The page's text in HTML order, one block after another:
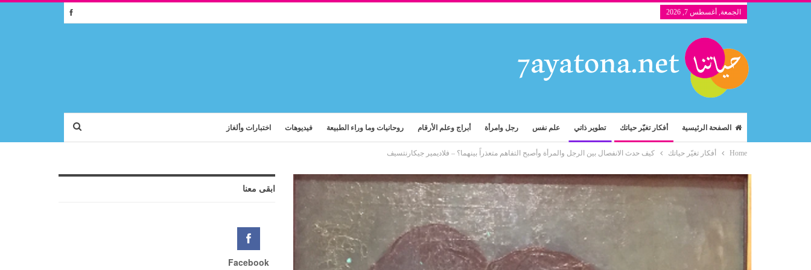
الجمعة, أغسطس 7, 2026
الصفحة الرئيسية أفكار تغيّر حياتك تطوير ذاتي علم نفس رجل وامرأة أبراج وعلم الأرقام روحانيات وما وراء الطبيعة فيديوهات اختبارات وألغاز
Home أفكار تغيّر حياتك كيف حدث الانفصال بين الرجل والمرأة وأصبح التفاهم متعذراً بينهما؟ – فلاديمير جيكارنتسيف
ابقى معنا
Facebook